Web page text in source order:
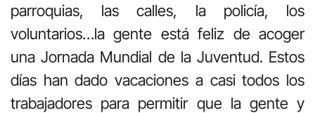
parroquias, las calles, la policía, los
voluntarios…la gente está feliz de acoger
una Jornada Mundial de la Juventud. Estos
días han dado vacaciones a casi todos los
trabajadores para permitir que la gente y